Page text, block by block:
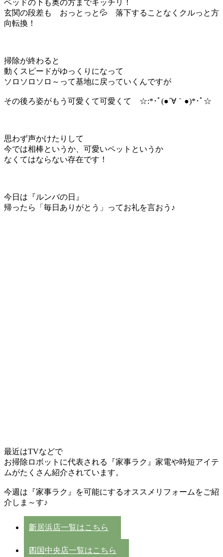
ベッドの下も奥の方までキッチリ！
玄関の段差も おっとっと💦 落下することなくクルっと方
向転換！
掃除が終わると
動くスピードがゆっくりになって
ソロソロソロ～って基地に戻っていくんですが
その後ろ姿がもう可愛くて可愛くて ☆:*･ﾟ(●´∀｀●)*･ﾟ☆
思わず声かけたりして
今では相棒というか、可愛いペットというか
なくてはならない存在です！
今日は『ルンバの日』
帰ったら「毎日ありがとう」ってお礼を言おう♪
最近はTVなどで
お掃除ロボットに代表される『家事ラク』家電や時短アイテ
ムがたくさん紹介されています。
今週は『家事ラク』を可能にするオススメリフォームをご紹
介しま～す♪
新居浜店一覧はこちら
四国中央店一覧はこちら